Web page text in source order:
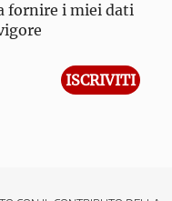
fornire i miei dati